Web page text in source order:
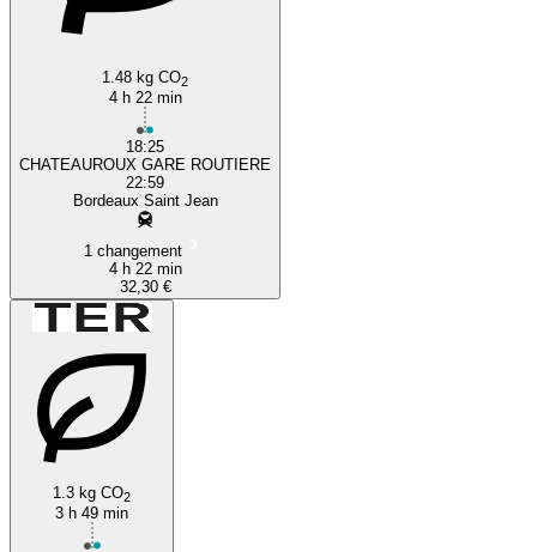
1.48 kg CO2
4 h 22 min
18:25
CHATEAUROUX GARE ROUTIERE
22:59
Bordeaux Saint Jean
1 changement
4 h 22 min
32,30 €
1.3 kg CO2
3 h 49 min